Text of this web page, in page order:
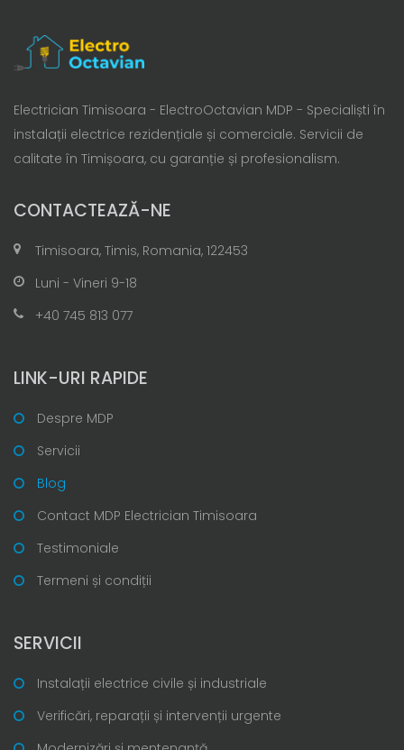
Electrician Timisoara - ElectroOctavian MDP - Specialiști în
instalații electrice rezidențiale și comerciale. Servicii de
calitate în Timișoara, cu garanție și profesionalism.
CONTACTEAZĂ-NE
Timisoara, Timis, Romania, 122453
Luni - Vineri 9-18
+40 745 813 077
LINK-URI RAPIDE
Despre MDP
Servicii
Blog
Contact MDP Electrician Timisoara
Testimoniale
Termeni și condiții
SERVICII
Instalații electrice civile și industriale
Verificări, reparații și intervenții urgente